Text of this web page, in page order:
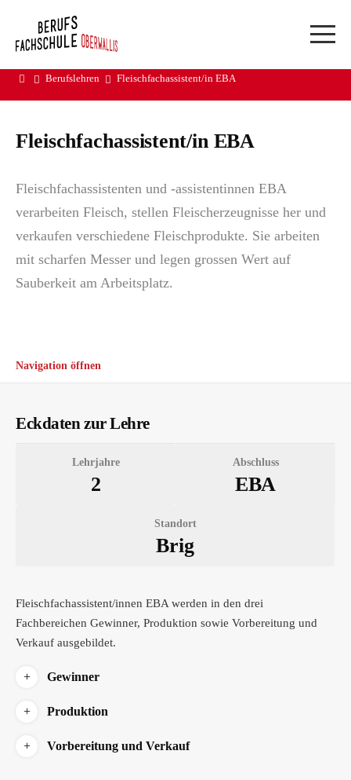
Webportal LP und ÜK
Reservationen Brig
Swissdox
HERDT Campus
Support ADB
Berufslehren Fleischfachassistent/in EBA
Fleischfachassistent/in EBA
Fleischfachassistenten und -assistentinnen EBA
verarbeiten Fleisch, stellen Fleischerzeugnisse her und
verkaufen verschiedene Fleischprodukte. Sie arbeiten
mit scharfen Messer und legen grossen Wert auf
Sauberkeit am Arbeitsplatz.
Navigation öffnen
Eckdaten zur Lehre
Lehrjahre
2
Abschluss
EBA
Standort
Brig
Ausbildung
Fleischfachassistent/innen EBA werden in den drei
Fachbereichen Gewinner, Produktion sowie Vorbereitung und
Verkauf ausgebildet.
Gewinner
Produktion
Vorbereitung und Verkauf